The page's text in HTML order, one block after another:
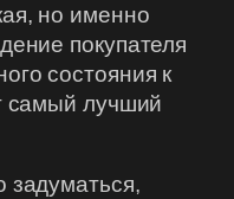
но именно
покупателя
состояния к
самый лучший
задуматься,